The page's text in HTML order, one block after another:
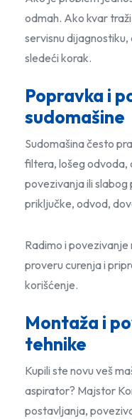
odmah. Ako kvar
servisnu
sledeći korak.
Popravka i
sudomašine
Sudomašina često
filtera, lošeg odvoda,
povezivanja ili
priključke, odvod,
Radimo i povezivanje
proveru curenja i
korišćenje.
Montaža i
tehnike
Kupili ste novu veš
aspirator? Majstor
postavljanja,